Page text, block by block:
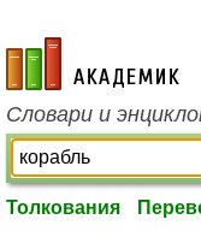
academic.ru
Словари и
Толкования